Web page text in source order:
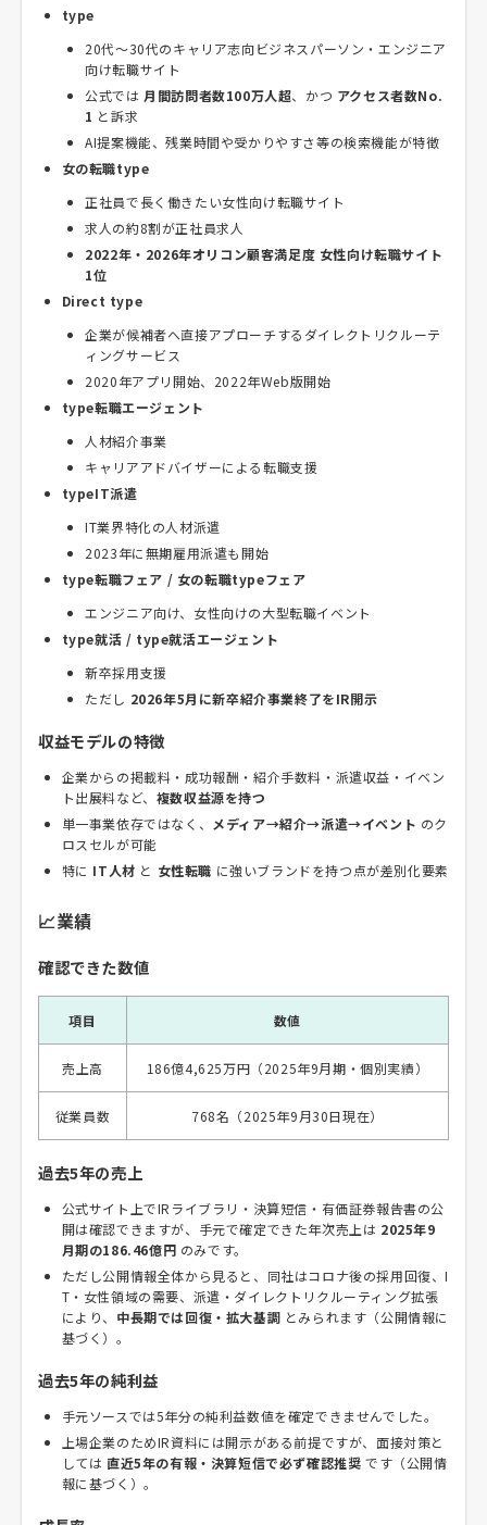
type
20代〜30代のキャリア志向ビジネスパーソン・エンジニア
向け転職サイト
公式では 月間訪問者数100万人超、かつ アクセス者数No.
1 と訴求
AI提案機能、残業時間や受かりやすさ等の検索機能が特徴
女の転職type
正社員で長く働きたい女性向け転職サイト
求人の約8割が正社員求人
2022年・2026年オリコン顧客満足度 女性向け転職サイト
1位
Direct type
企業が候補者へ直接アプローチするダイレクトリクルーテ
ィングサービス
2020年アプリ開始、2022年Web版開始
type転職エージェント
人材紹介事業
キャリアアドバイザーによる転職支援
typeIT派遣
IT業界特化の人材派遣
2023年に無期雇用派遣も開始
type転職フェア / 女の転職typeフェア
エンジニア向け、女性向けの大型転職イベント
type就活 / type就活エージェント
新卒採用支援
ただし 2026年5月に新卒紹介事業終了をIR開示
収益モデルの特徴
企業からの掲載料・成功報酬・紹介手数料・派遣収益・イベン
ト出展料など、 複数収益源を持つ
単一事業依存ではなく、
メディア→紹介→派遣→イベント のク
ロスセルが可能
特に IT人材 と 女性転職 に強いブランドを持つ点が差別化要素
📈業績
確認できた数値
項目 数値
売上高 186億4,625万円（2025年9月期・個別実績）
従業員数 768名（2025年9月30日現在）
過去5年の売上
公式サイト上でIRライブラリ・決算短信・有価証券報告書の公
開は確認できますが、手元で確定できた年次売上は 2025年9
月期の186.46億円 のみです。
ただし公開情報全体から見ると、同社はコロナ後の採用回復、I
T・女性領域の需要、派遣・ダイレクトリクルーティング拡張
により、 中長期では回復・拡大基調 とみられます（公開情報に
基づく）。
過去5年の純利益
手元ソースでは5年分の純利益数値を確定できませんでした。
上場企業のためIR資料には開示がある前提ですが、面接対策と
しては 直近5年の有報・決算短信で必ず確認推奨 です（公開情
報に基づく）。